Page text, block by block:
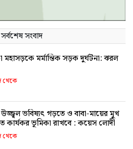
সর্বশেষ সংবাদ
মহাসড়কে মর্মান্তিক সড়ক দুর্ঘটনা: ঝরল
থেকে
উজ্জ্বল ভবিষ্যৎ গড়তে ও বাবা-মায়ের মুখ
কার্যকর ভূমিকা রাখবে : কয়েস লোদী
থেকে